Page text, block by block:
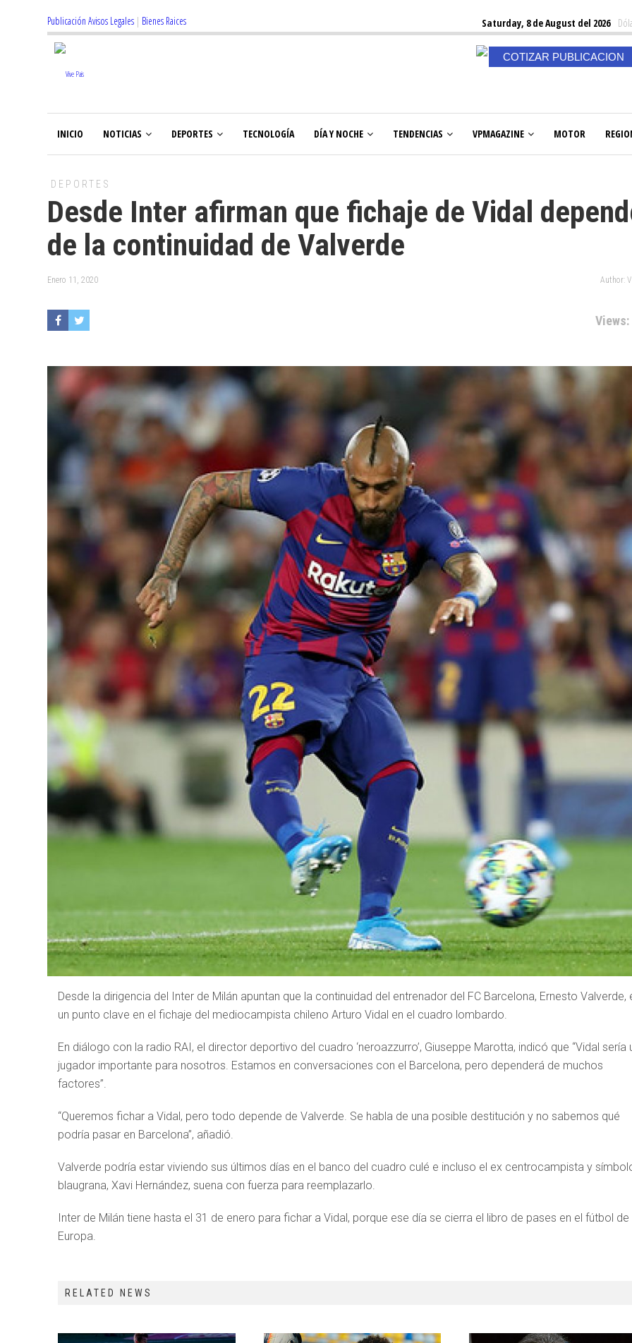
Publicación Avisos Legales | Bienes Raices Saturday, 8 de August del 2026
COTIZAR PUBLICACION
INICIO NOTICIAS DEPORTES TECNOLOGÍA DÍA Y NOCHE TENDENCIAS VPMAGAZINE MOTOR
DEPORTES
Desde Inter afirman que fichaje de Vidal
de la continuidad de Valverde
Enero 11, 2020 Author:
Views:
Desde la dirigencia del Inter de Milán apuntan que la continuidad del entrenador del FC Barcelona, Ernesto Valverde,
un punto clave en el fichaje del mediocampista chileno Arturo Vidal en el cuadro lombardo.
En diálogo con la radio RAI, el director deportivo del cuadro ‘neroazzurro’, Giuseppe Marotta, indicó que “Vidal sería
jugador importante para nosotros. Estamos en conversaciones con el Barcelona, pero dependerá de muchos
factores”.
“Queremos fichar a Vidal, pero todo depende de Valverde. Se habla de una posible destitución y no sabemos qué
podría pasar en Barcelona”, añadió.
Valverde podría estar viviendo sus últimos días en el banco del cuadro culé e incluso el ex centrocampista y
blaugrana, Xavi Hernández, suena con fuerza para reemplazarlo.
Inter de Milán tiene hasta el 31 de enero para fichar a Vidal, porque ese día se cierra el libro de pases en el fútbol de
Europa.
RELATED NEWS